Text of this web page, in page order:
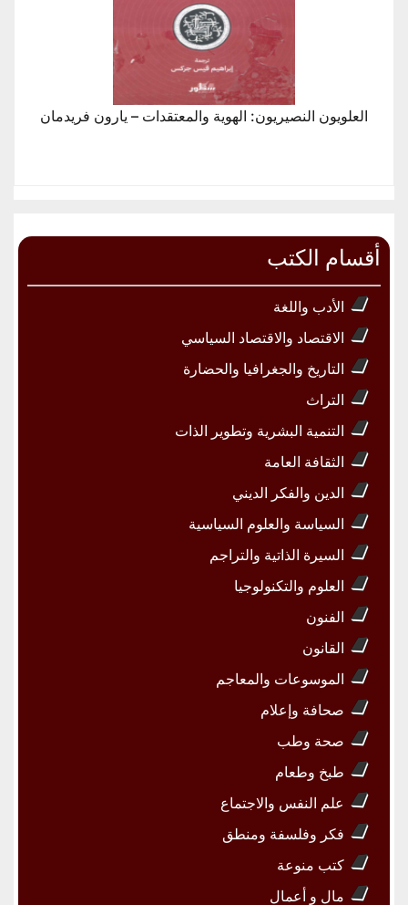
العلويون النصيريون: الهوية والمعتقدات – يارون فريدمان
أقسام الكتب
الأدب واللغة
الاقتصاد والاقتصاد السياسي
التاريخ والجغرافيا والحضارة
التراث
التنمية البشرية وتطوير الذات
الثقافة العامة
الدين والفكر الديني
السياسة والعلوم السياسية
السيرة الذاتية والتراجم
العلوم والتكنولوجيا
الفنون
القانون
الموسوعات والمعاجم
صحافة وإعلام
صحة وطب
طبخ وطعام
علم النفس والاجتماع
فكر وفلسفة ومنطق
كتب منوعة
مال و أعمال